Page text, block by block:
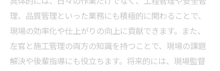
理、品質管理といった業務にも積極的に関わることで、
現場の効率化や仕上がりの向上に貢献できます。また、
左官と施工管理の両方の知識を持つことで、現場の課題
解決や後輩指導にも役立ちます。将来的には、現場監督